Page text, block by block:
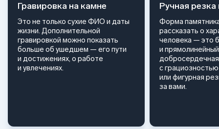
Гравировка на камне
Это не только сухие ФИО и даты
жизни. Дополнительной
гравировкой можно показать
больше об ушедшем — его пути
и достижениях, о работе
и увлечениях.
Ручная
Форма
рассказать о
человека — это
и
с
или фигурная
за вами.